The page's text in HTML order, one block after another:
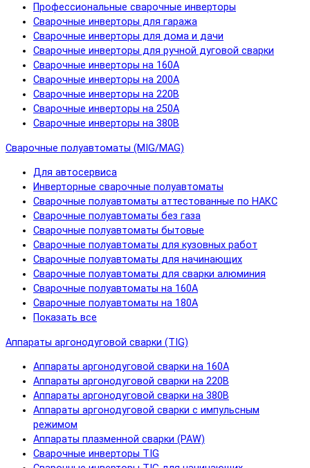
Профессиональные сварочные инверторы
Сварочные инверторы для гаража
Сварочные инверторы для дома и дачи
Сварочные инверторы для ручной дуговой сварки
Сварочные инверторы на 160А
Сварочные инверторы на 200А
Сварочные инверторы на 220В
Сварочные инверторы на 250А
Сварочные инверторы на 380В
Сварочные полуавтоматы (MIG/MAG)
Для автосервиса
Инверторные сварочные полуавтоматы
Сварочные полуавтоматы аттестованные по НАКС
Сварочные полуавтоматы без газа
Сварочные полуавтоматы бытовые
Сварочные полуавтоматы для кузовных работ
Сварочные полуавтоматы для начинающих
Сварочные полуавтоматы для сварки алюминия
Сварочные полуавтоматы на 160А
Сварочные полуавтоматы на 180А
Показать все
Аппараты аргонодуговой сварки (TIG)
Аппараты аргонодуговой сварки на 160А
Аппараты аргонодуговой сварки на 220В
Аппараты аргонодуговой сварки на 380В
Аппараты аргонодуговой сварки с импульсным
режимом
Аппараты плазменной сварки (PAW)
Сварочные инверторы TIG